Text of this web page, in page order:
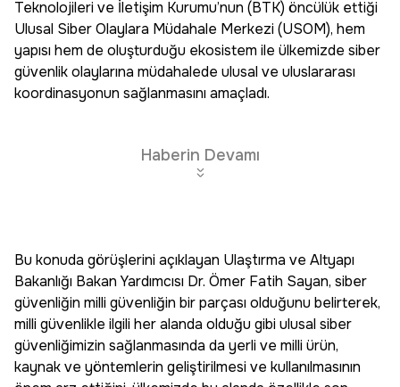
Teknolojileri ve İletişim Kurumu’nun (BTK) öncülük ettiği
Ulusal Siber Olaylara Müdahale Merkezi (USOM), hem
yapısı hem de oluşturduğu ekosistem ile ülkemizde siber
güvenlik olaylarına müdahalede ulusal ve uluslararası
koordinasyonun sağlanmasını amaçladı.
Haberin Devamı
Bu konuda görüşlerini açıklayan Ulaştırma ve Altyapı
Bakanlığı Bakan Yardımcısı Dr. Ömer Fatih Sayan, siber
güvenliğin milli güvenliğin bir parçası olduğunu belirterek,
milli güvenlikle ilgili her alanda olduğu gibi ulusal siber
güvenliğimizin sağlanmasında da yerli ve milli ürün,
kaynak ve yöntemlerin geliştirilmesi ve kullanılmasının